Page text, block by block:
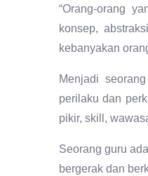
“Orang-orang
konsep,
kebanyakan
Menjadi
perilaku dan
pikir, skill,
Seorang guru
bergerak dan